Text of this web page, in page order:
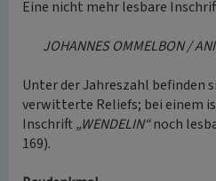
Eine nicht mehr lesbare
JOHANNES OMMELBON /
Unter der Jahreszahl befinden
verwitterte Reliefs; bei einem
Inschrift„WENDELIN“noch
169).